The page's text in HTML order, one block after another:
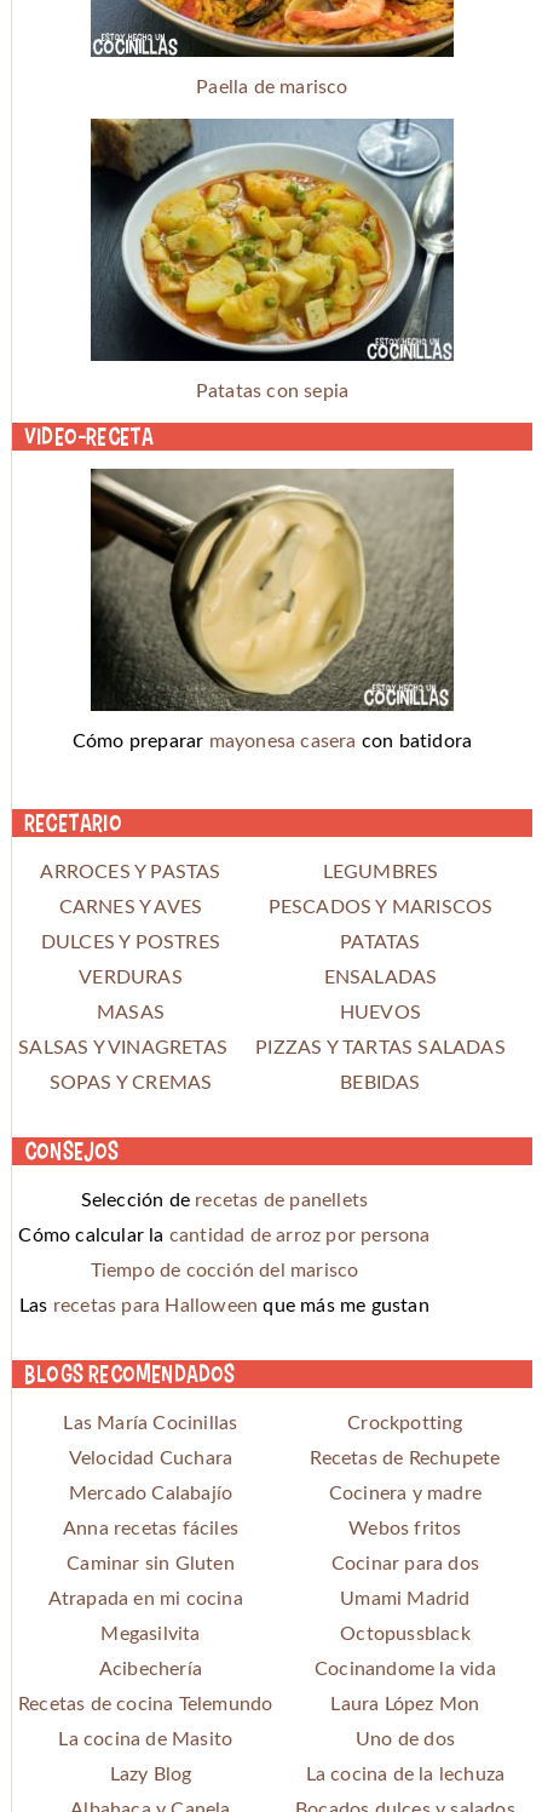
Paella de marisco
Patatas con sepia
Video-receta
Cómo preparar mayonesa casera con batidora
Recetario
ARROCES Y PASTAS
LEGUMBRES
CARNES Y AVES
PESCADOS Y MARISCOS
DULCES Y POSTRES
PATATAS
VERDURAS
ENSALADAS
MASAS
HUEVOS
SALSAS Y VINAGRETAS
PIZZAS Y TARTAS SALADAS
SOPAS Y CREMAS
BEBIDAS
Consejos
Selección de recetas de panellets
Cómo calcular la cantidad de arroz por persona
Tiempo de cocción del marisco
Las recetas para Halloween que más me gustan
Blogs recomendados
Las María Cocinillas
Crockpotting
Velocidad Cuchara
Recetas de Rechupete
Mercado Calabajío
Cocinera y madre
Anna recetas fáciles
Webos fritos
Caminar sin Gluten
Cocinar para dos
Atrapada en mi cocina
Umami Madrid
Megasilvita
Octopussblack
Acibechería
Cocinandome la vida
Recetas de cocina Telemundo
Laura López Mon
La cocina de Masito
Uno de dos
Lazy Blog
La cocina de la lechuza